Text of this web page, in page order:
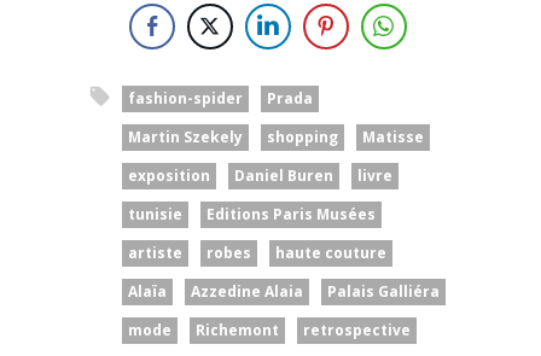
fashion-spider
Prada
Martin Szekely
shopping
Matisse
exposition
Daniel Buren
livre
tunisie
Editions Paris Musées
artiste
robes
haute couture
Alaïa
Azzedine Alaia
Palais Galliéra
mode
Richemont
retrospective